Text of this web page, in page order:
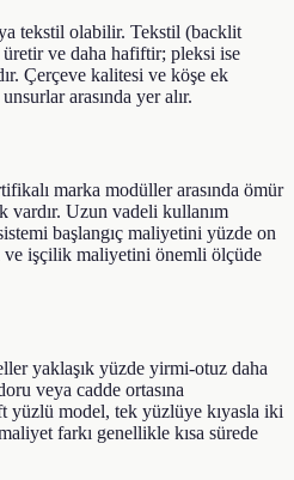
tekstil olabilir. Tekstil (backlit
üretir ve daha hafiftir; pleksi ise
Çerçeve kalitesi ve köşe ek
arasında yer alır.
marka modüller arasında ömür
vardır. Uzun vadeli kullanım
başlangıç maliyetini yüzde on
ve işçilik maliyetini önemli ölçüde
yaklaşık yüzde yirmi-otuz daha
veya cadde ortasına
yüzlü model, tek yüzlüye kıyasla iki
farkı genellikle kısa sürede